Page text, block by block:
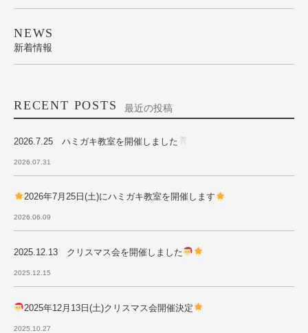
NEWS
新着情報
RECENT POSTS 最近の投稿
2026.7.25 ハミガキ教室を開催しました
2026.07.31
2026年7月25日(土)にハミガキ教室を開催します
2026.06.09
2025.12.13 クリスマス会を開催しました
2025.12.15
2025年12月13日(土)クリスマス会開催決定
2025.10.27